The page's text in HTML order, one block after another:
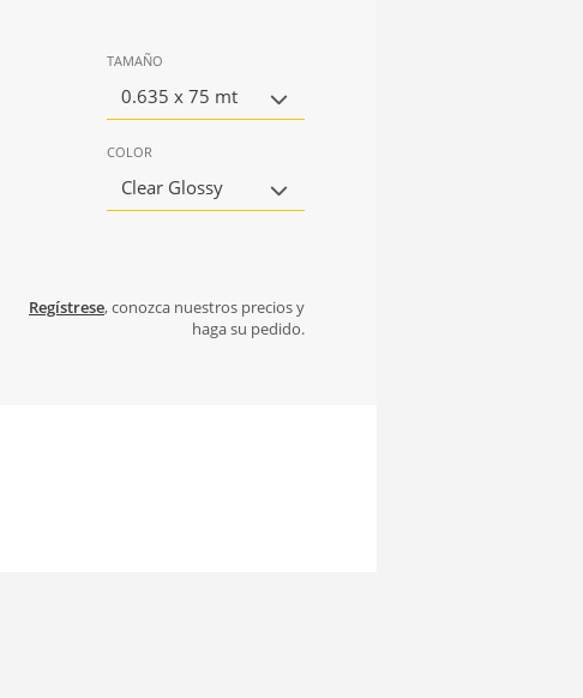
TAMAÑO
0.635 x 75 mt
COLOR
Clear Glossy
Regístrese, conozca nuestros precios y
haga su pedido.